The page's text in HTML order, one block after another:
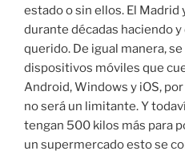
estado o sin ellos. El Madrid
durante décadas haciendo
querido. De igual manera,
dispositivos móviles que
Android, Windows y iOS,
no será un limitante. Y
tengan 500 kilos más para
un supermercado esto se